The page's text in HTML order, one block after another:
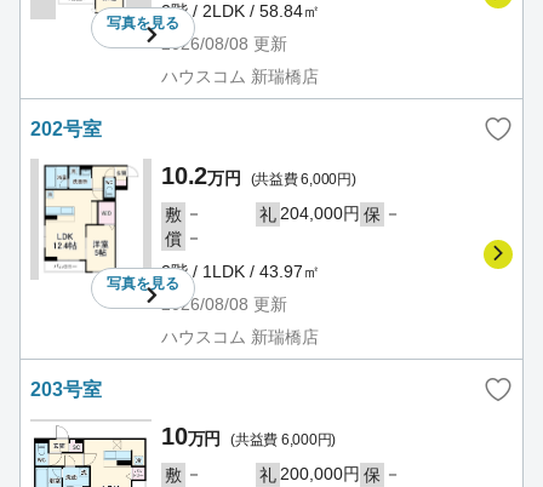
写真を見る
2階 / 2LDK / 58.84㎡
2026/08/08 更新
ハウスコム 新瑞橋店
202号室
写真を見る
10.2万円 (共益費 6,000円)
敷 － 礼204,000円 保 －
償 －
2階 / 1LDK / 43.97㎡
2026/08/08 更新
ハウスコム 新瑞橋店
203号室
10万円 (共益費 6,000円)
敷 － 礼200,000円 保 －